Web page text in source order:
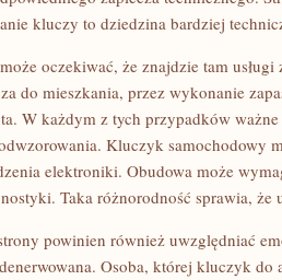
kluczy to dziedzina bardziej
oczekiwać, że znajdzie tam
do mieszkania, przez wykonanie
W każdym z tych przypadków
Kluczyk samochodowy
elektroniki. Obudowa może
Taka różnorodność sprawia, że
powinien również uwzględniać
Osoba, której kluczyk do